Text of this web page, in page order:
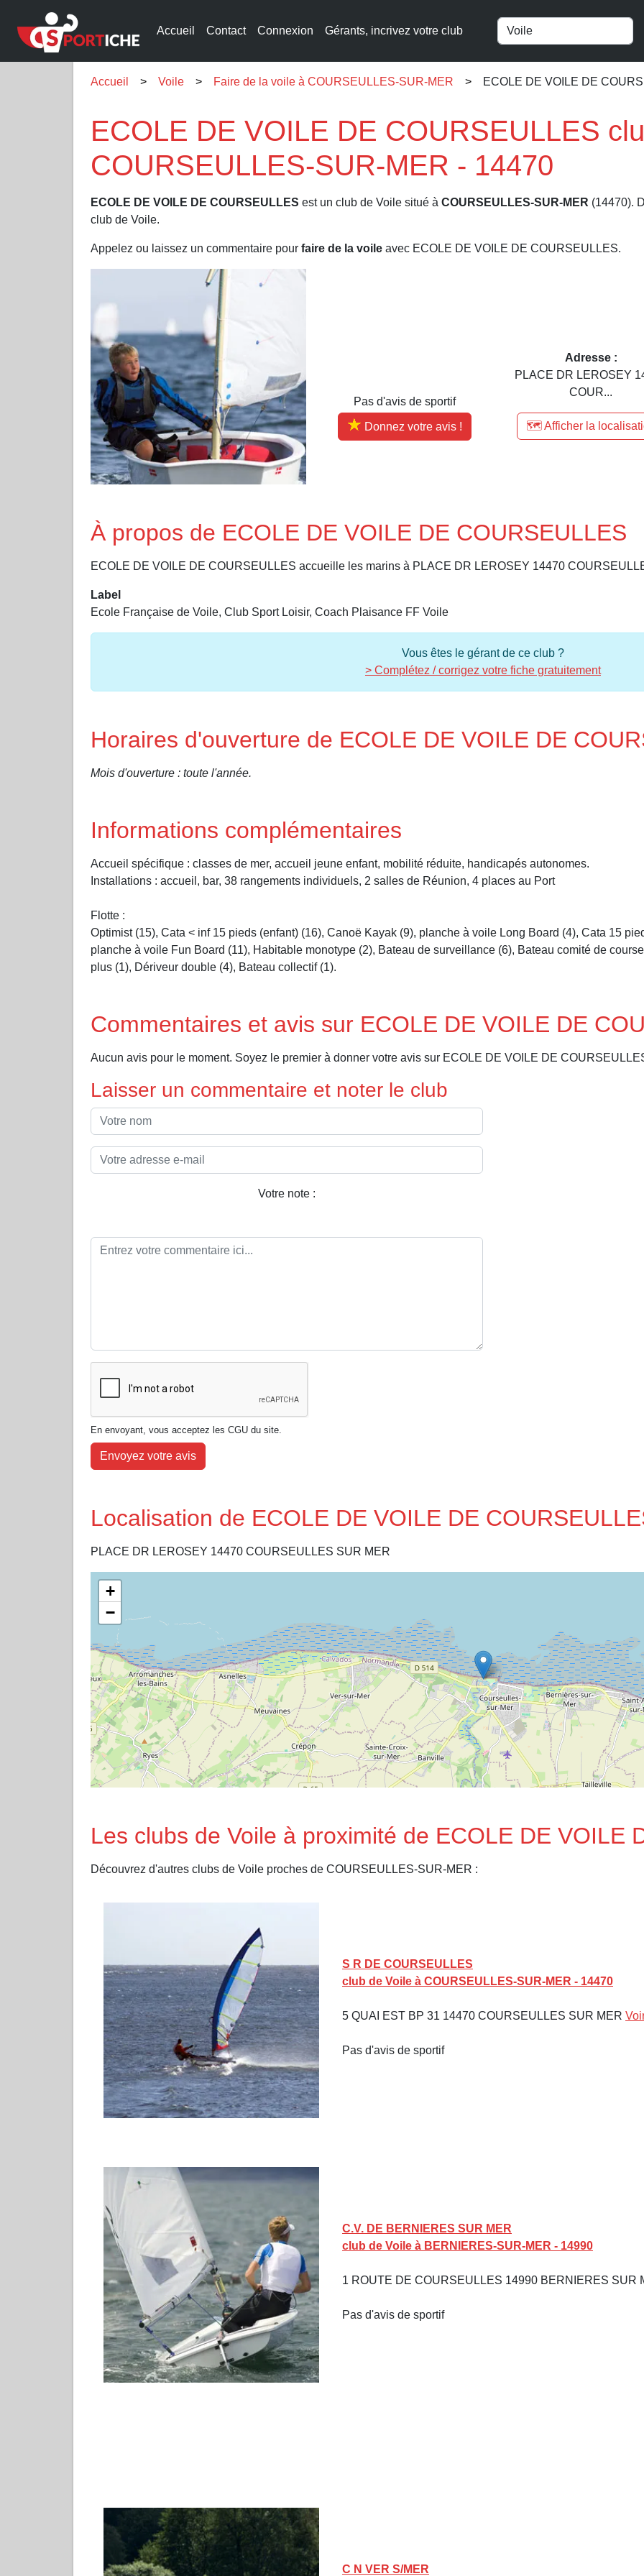
Accueil Contact Connexion Gérants, incrivez votre club
Accueil Voile Faire de la voile à COURSEULLES-SUR-MER ECOLE DE VOILE DE
ECOLE DE VOILE DE COURSEULLES
COURSEULLES-SUR-MER - 14470
ECOLE DE VOILE DE COURSEULLES est un club de Voile situé à COURSEULLES-SUR-MER (14470).
club de Voile.
Appelez ou laissez un commentaire pour faire de la voile avec ECOLE DE VOILE DE COURSEULLES.
Pas d'avis de sportif
Donnez votre avis !
Adresse :
PLACE DR LEROSEY
COUR...
🗺️ Afficher la
À propos de ECOLE DE VOILE DE COURSEULLES
ECOLE DE VOILE DE COURSEULLES accueille les marins à PLACE DR LEROSEY 14470
Label
Ecole Française de Voile, Club Sport Loisir, Coach Plaisance FF Voile
Vous êtes le gérant de ce club ?
> Complétez / corrigez votre fiche gratuitement
Horaires d'ouverture de ECOLE DE VOILE DE
Mois d'ouverture : toute l'année.
Informations complémentaires
Accueil spécifique : classes de mer, accueil jeune enfant, mobilité réduite, handicapés autonomes.
Installations : accueil, bar, 38 rangements individuels, 2 salles de Réunion, 4 places au Port
Flotte :
Optimist (15), Cata < inf 15 pieds (enfant) (16), Canoë Kayak (9), planche à voile Long Board (4), Cata 15
planche à voile Fun Board (11), Habitable monotype (2), Bateau de surveillance (6), Bateau comité de
plus (1), Dériveur double (4), Bateau collectif (1).
Commentaires et avis sur ECOLE DE VOILE DE
Aucun avis pour le moment. Soyez le premier à donner votre avis sur ECOLE DE VOILE DE
Laisser un commentaire et noter le club
Votre note :
En envoyant, vous acceptez les CGU du site.
Envoyez votre avis
Localisation de ECOLE DE VOILE DE
PLACE DR LEROSEY 14470 COURSEULLES SUR MER
+
−
Les clubs de Voile à proximité de ECOLE DE VOILE
Découvrez d'autres clubs de Voile proches de COURSEULLES-SUR-MER :
S R DE COURSEULLES
club de Voile à COURSEULLES-SUR-MER - 14470
5 QUAI EST BP 31 14470 COURSEULLES SUR MER
Pas d'avis de sportif
C.V. DE BERNIERES SUR MER
club de Voile à BERNIERES-SUR-MER - 14990
1 ROUTE DE COURSEULLES 14990 BERNIERES SUR
Pas d'avis de sportif
C N VER S/MER